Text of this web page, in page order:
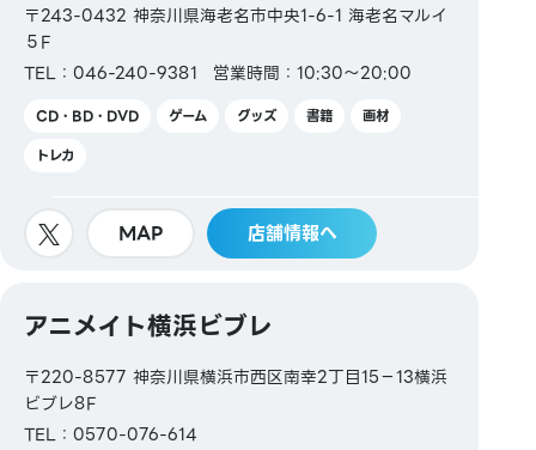
〒243-0432 神奈川県海老名市中央1-6-1 海老名マルイ
５F
TEL：046-240-9381
営業時間：10:30～20:00
CD・BD・DVD ゲーム グッズ 書籍
画材
トレカ
MAP 店舗情報へ
アニメイト横浜ビブレ
〒220-8577 神奈川県横浜市西区南幸2丁目15−13横浜
ビブレ8F
TEL：0570-076-614